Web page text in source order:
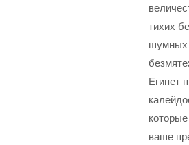
тихих
шумных
Египет
ваше